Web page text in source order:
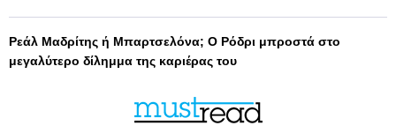
Ρεάλ Μαδρίτης ή Μπαρτσελόνα; Ο Ρόδρι μπροστά στο
μεγαλύτερο δίλημμα της καριέρας του